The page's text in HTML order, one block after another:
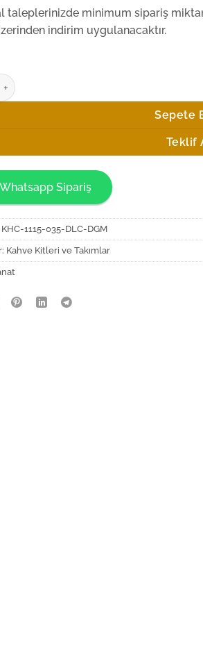
taleplerinizde minimum sipariş
indirim uygulanacaktır.
S Kahve Fincan Seti adet
Sepete
Teklif
Whatsapp Sipariş
KHC-1115-035-DLC-DGM
Kahve Kitleri ve Takımlar